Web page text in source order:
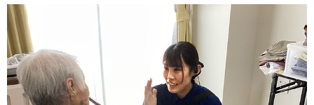
ャ
ー
ム
ポ
イ
ン
ト
）
｜
介
護
で